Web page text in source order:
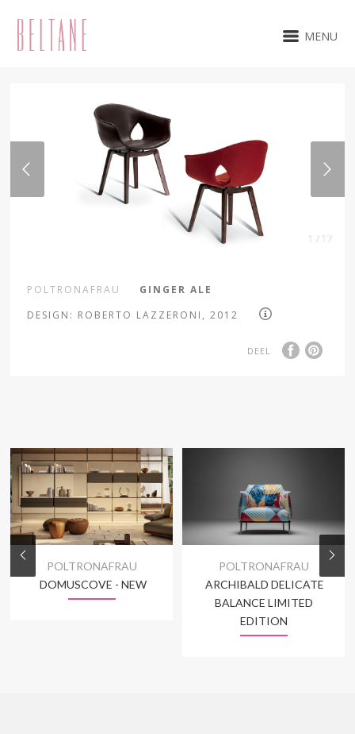
MENU
1 / 17
POLTRONAFRAU
GINGER ALE
DESIGN: ROBERTO LAZZERONI, 2012
DEEL
POLTRONAFRAU
DOMUSCOVE - NEW
POLTRONAFRAU
ARCHIBALD DELICATE
BALANCE LIMITED
EDITION